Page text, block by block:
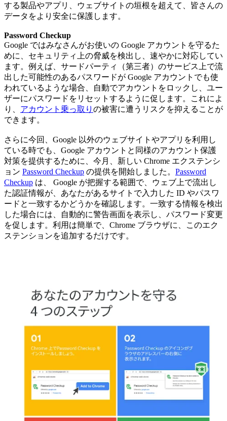
する製品やアプリ、ウェブサイトの垣根を超えて、皆さんの
データをより安全に保護します。
Password Checkup
Google ではみなさんがお使いの Google アカウントを守るた
めに、セキュリティ上の脅威を検出し、速やかに対応してい
ます。例えば、サードパーティ（第三者）のサービス上で流
出した可能性のあるパスワードが Google アカウントでも使
われているような場合、自動でアカウントをロックし、ユー
ザーにパスワードをリセットするように促します。これによ
り、 アカウント乗っ取り の被害に遭うリスクを抑えることが
できます。
さらに今回、Google 以外のウェブサイトやアプリを利用し
ている時でも、Google アカウントと同様のアカウント保護
対策を提供するために、今月、新しい Chrome エクステンシ
ョン Password Checkup の提供を開始しました。 Password
Checkup は、 Google が把握する範囲で、ウェブ上で流出し
た認証情報が、あなたがあるサイトで入力した ID やパスワ
ードと一致するかどうかを確認します。一致する情報を検出
した場合には、自動的に警告画面を表示し、パスワード変更
を促します。利用は簡単で、Chrome ブラウザに、このエク
ステンションを追加するだけです。